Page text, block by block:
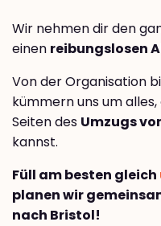
Wir nehmen dir den
einen reibungslosen
Von der Organisation
kümmern uns um
Seiten des Umzugs
kannst.
Füll am besten gleich
planen wir
nach Bristol!